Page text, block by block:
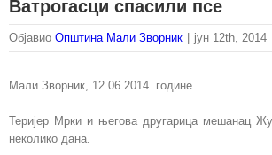
Ватрогасци спасили псе
Објавио Општина Мали Зворник јун 12th, 2014
Мали Зворник, 12.06.2014. године
Теријер Мрки и његова другарица мешанац
неколико дана.